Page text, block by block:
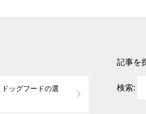
ドッグフードの選
記事を
検索: